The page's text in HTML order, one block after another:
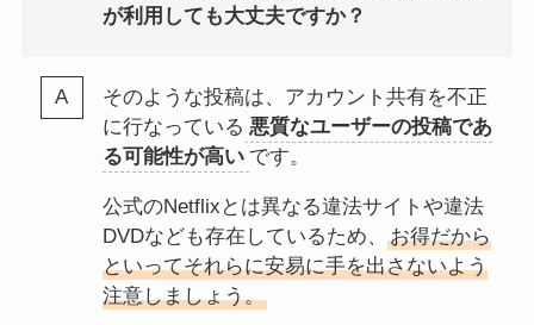
が利用しても大丈夫ですか？
そのような投稿は、アカウント共有を不正
に行なっている 悪質なユーザーの投稿であ
る可能性が高い です。
公式のNetflixとは異なる違法サイトや違法
DVDなども存在しているため、
お得だから
といってそれらに安易に手を出さないよう
注意しましょう。